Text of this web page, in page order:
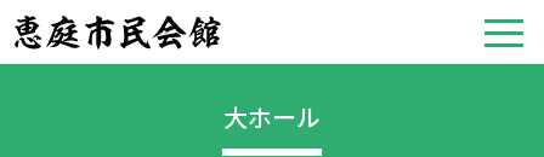
大ホール